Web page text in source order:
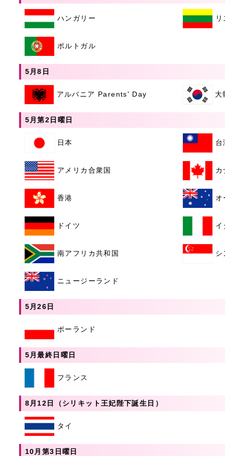
ハンガリー
ポルトガル
5月8日
アルバニア Parents' Day 大
5月第2日曜日
日本 台
アメリカ合衆国 カ
香港 オ
ドイツ イ
南アフリカ共和国 シ
ニュージーランド
5月26日
ポーランド
5月最終日曜日
フランス
8月12日（シリキット王妃陛下誕生日）
タイ
10月第3日曜日